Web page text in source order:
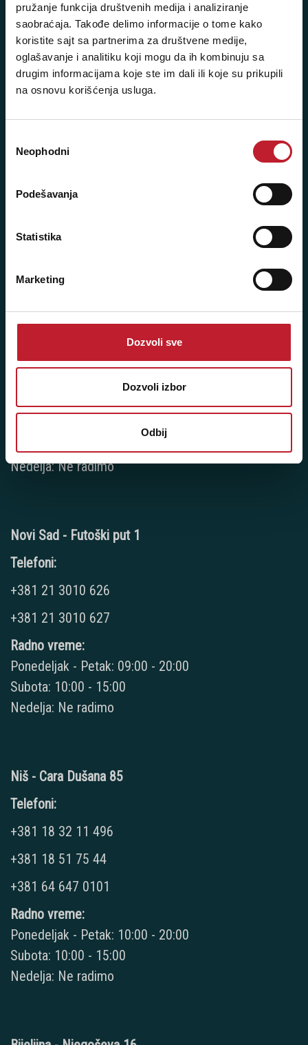
pružanje funkcija društvenih medija i analiziranje
saobraćaja. Takođe delimo informacije o tome kako
koristite sajt sa partnerima za društvene medije,
oglašavanje i analitiku koji mogu da ih kombinuju sa
drugim informacijama koje ste im dali ili koje su prikupili
na osnovu korišćenja usluga.
сагласности
Neophodni
Podešavanja
Statistika
Marketing
Dozvoli sve
Dozvoli izbor
Odbij
+381 11 3347 883
+381 11 2688 067
+381 11 2688 068
Ponedeljak - Petak: 9:00 - 20:00
Nedelja: Ne radimo
+381 11 777 7776
Radno vreme:
Ponedeljak - Petak: 9:00 - 20:00
Nedelja: Ne radimo
Novi Sad - Futoški put 1
Telefoni:
+381 21 3010 626
+381 21 3010 627
Radno vreme:
Ponedeljak - Petak: 09:00 - 20:00
Subota: 10:00 - 15:00
Nedelja: Ne radimo
Niš - Cara Dušana 85
Telefoni:
+381 18 32 11 496
+381 18 51 75 44
+381 64 647 0101
Radno vreme:
Ponedeljak - Petak: 10:00 - 20:00
Subota: 10:00 - 15:00
Nedelja: Ne radimo